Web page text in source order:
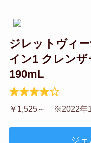
ジレットヴィ
イン1 クレン
190mL
￥1,525～ ※2022年
ジ